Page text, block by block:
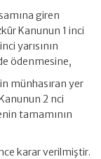
giren
Kanunun 1 inci
yarısının
ödenmesine,
münhasıran yer
2 nci
tamamının
karar verilmiştir.